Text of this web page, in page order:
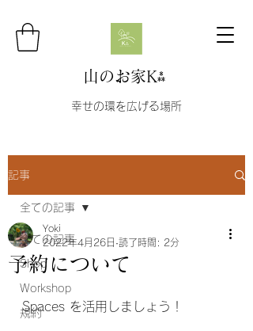
山のお家K⁂
幸せの環を広げる場所
記事
全ての記事
Shop
Workshop
規約
全ての記事
予約について
Yoki
2022年4月26日 読了時間: 2分
Spaces を活用しましょう！